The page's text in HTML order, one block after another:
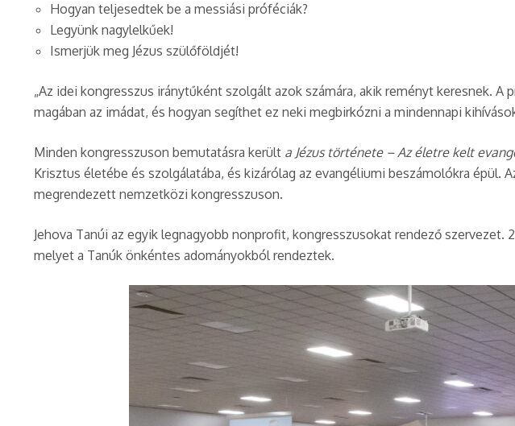
Hogyan teljesedtek be a messiási próféciák?
Legyünk nagylelkűek!
Ismerjük meg Jézus szülőföldjét!
„Az idei kongresszus iránytűként szolgált azok számára, akik reményt keresnek.
magában az imádat, és hogyan segíthet ez neki megbirkózni a mindennapi
Minden kongresszuson bemutatásra került a Jézus története – Az életre kelt
Krisztus életébe és szolgálatába, és kizárólag az evangéliumi beszámolókra épül.
megrendezett nemzetközi kongresszuson.
Jehova Tanúi az egyik legnagyobb nonprofit, kongresszusokat rendező
melyet a Tanúk önkéntes adományokból rendeztek.